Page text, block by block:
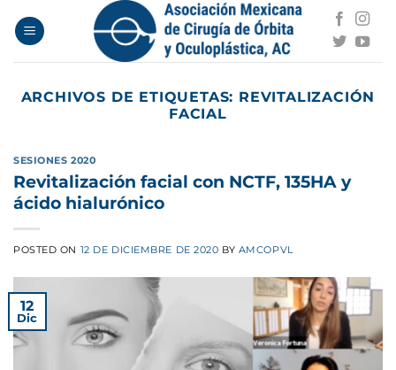
ARCHIVOS DE ETIQUETAS: REVITALIZACIÓN
FACIAL
SESIONES 2020
Revitalización facial con NCTF, 135HA y
ácido hialurónico
POSTED ON 12 DE DICIEMBRE DE 2020 BY AMCOPVL
12
Dic